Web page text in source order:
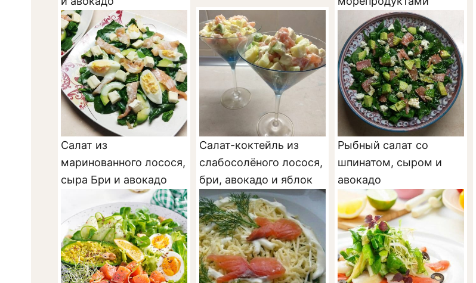
Салат из
маринованного лосося,
сыра Бри и авокадо
Салат-коктейль из
слабосолёного лосося,
бри, авокадо и яблок
Рыбный салат со
шпинатом, сыром и
авокадо